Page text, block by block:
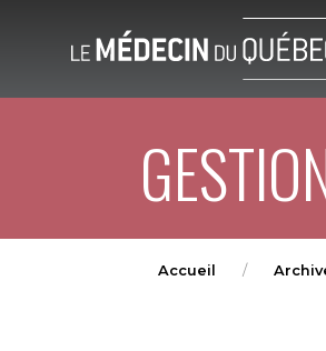
Accueil